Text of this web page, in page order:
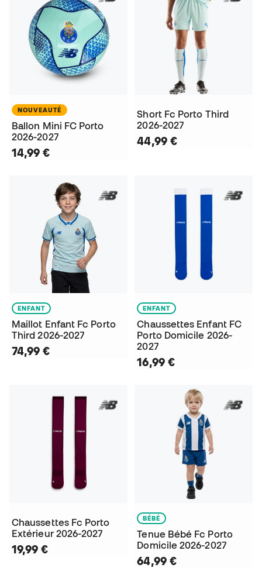
NOUVEAUTÉ
Ballon Mini FC Porto
2026-2027
14,99 €
Short Fc Porto Third
2026-2027
44,99 €
ENFANT
Maillot Enfant Fc Porto
Third 2026-2027
74,99 €
ENFANT
Chaussettes Enfant FC
Porto Domicile 2026-
2027
16,99 €
Chaussettes Fc Porto
Extérieur 2026-2027
19,99 €
BÉBÉ
Tenue Bébé Fc Porto
Domicile 2026-2027
64,99 €